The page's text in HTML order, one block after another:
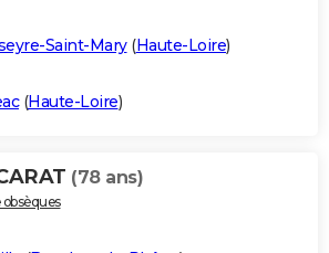
Saint-Mary(Haute-Loire)
(Haute-Loire)
(78 ans)